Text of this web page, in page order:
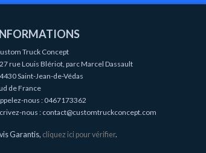
Truck Concept
rue Louis Blériot, parc Marcel Dassault
Saint-Jean-de-Védas
de France
nous : 0467173362
nous : contact@customtruckconcept.com
Garantis, cliquez ici pour vérifier.